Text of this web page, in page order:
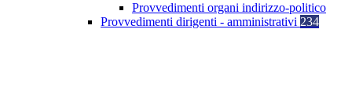
Provvedimenti organi indirizzo-politico
Provvedimenti dirigenti - amministrativi 234